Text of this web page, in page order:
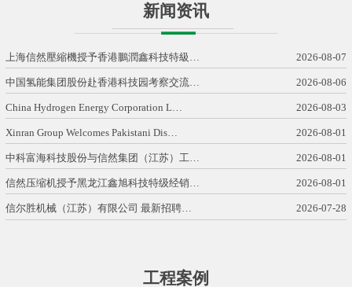
新闻资讯
上海信然壓縮機授予香港鵬潤鑫科技特級… 2026-08-07
中国氢能集团股份赴香港科技园考察交流… 2026-08-06
China Hydrogen Energy Corporation L… 2026-08-03
Xinran Group Welcomes Pakistani Dis… 2026-08-01
中科富海科技股份与信然集团（江苏）工… 2026-08-01
信然压缩机授予黑龙江鑫旭科技特级经销… 2026-08-01
信尔胜机械（江苏）有限公司 最新招聘… 2026-07-28
工程案例